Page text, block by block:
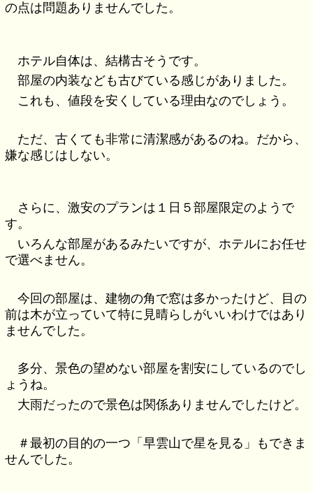
の点は問題ありませんでした。
ホテル自体は、結構古そうです。
部屋の内装なども古びている感じがありました。
これも、値段を安くしている理由なのでしょう。
ただ、古くても非常に清潔感があるのね。だから、
嫌な感じはしない。
さらに、激安のプランは１日５部屋限定のようで
す。
いろんな部屋があるみたいですが、ホテルにお任せ
で選べません。
今回の部屋は、建物の角で窓は多かったけど、目の
前は木が立っていて特に見晴らしがいいわけではあり
ませんでした。
多分、景色の望めない部屋を割安にしているのでし
ょうね。
大雨だったので景色は関係ありませんでしたけど。
＃最初の目的の一つ「早雲山で星を見る」もできま
せんでした。